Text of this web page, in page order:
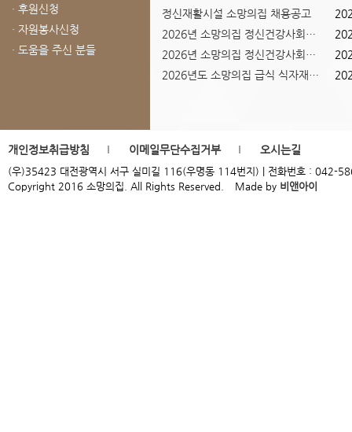
· 후원신청
· 자원봉사신청
· 도움을 주신 분들
PreviousNext
23
정신재활시설 소망의집 채용공고
2026년 소망의집 정신건강사회복...
2026년 소망의집 정신건강사회복...
2026년도 소망의집 급식 식자재 ...
개인정보취급방침 이메일무단수집거부 오시는길
(우)35423 대전광역시 서구 실미길 116(우명동 114번지) | 전화번호 :
Copyright 2016 소망의집. All Rights Reserved.
Made by 비앤아이